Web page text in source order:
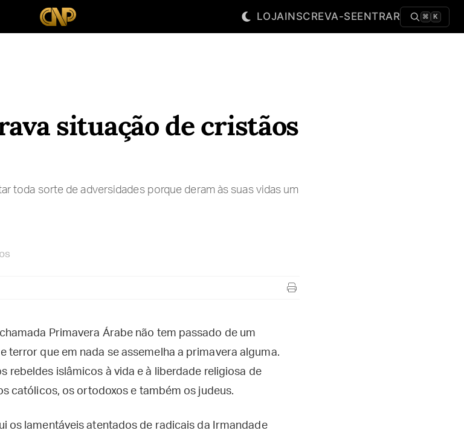
LOJAINSCREVA-SEENTRAR ⌘ K
situação de cristãos
toda sorte de adversidades porque deram às suas vidas um
Primavera Árabe não tem passado de um
terror que em nada se assemelha a primavera alguma.
rebeldes islâmicos à vida e à liberdade religiosa de
católicos, os ortodoxos e também os judeus.
os lamentáveis atentados de radicais da Irmandade